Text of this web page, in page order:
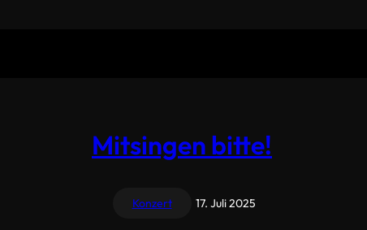
Mitsingen bitte!
Konzert 17. Juli 2025